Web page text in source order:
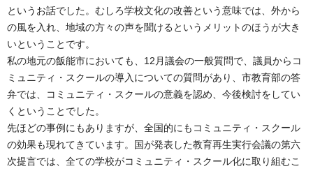
というお話でした。むしろ学校文化の改善という意味では、外から
の風を入れ、地域の方々の声を聞けるというメリットのほうが大き
いということです。
私の地元の飯能市においても、12月議会の一般質問で、議員からコ
ミュニティ・スクールの導入についての質問があり、市教育部の答
弁では、コミュニティ・スクールの意義を認め、今後検討をしてい
くということでした。
先ほどの事例にもありますが、全国的にもコミュニティ・スクール
の効果も現れてきています。国が発表した教育再生実行会議の第六
次提言では、全ての学校がコミュニティ・スクール化に取り組むこ